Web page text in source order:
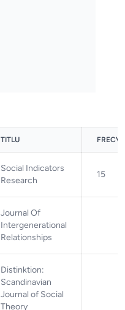
TITLU
Social Indicators
Research
15
Journal Of
Intergenerational
Relationships
Distinktion:
Scandinavian
Journal of Social
Theory